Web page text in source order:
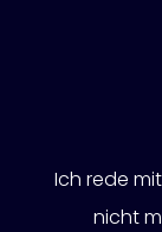
Ich rede
nicht